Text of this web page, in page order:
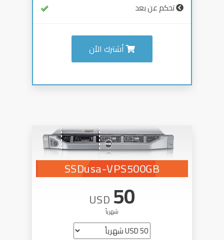
تحكم عن بعد
أشترك الأن
SSDusa-VPS500GB
50
USD
شهرياً